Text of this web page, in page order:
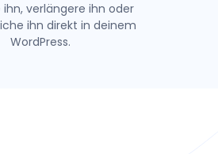
ihn, verlängere ihn oder
ihn direkt in deinem
WordPress.